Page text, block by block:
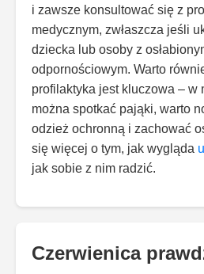
i zawsze konsultować się z
medycznym, zwłaszcza jeśli
dziecka lub osoby z
odpornościowym. Warto
profilaktyka jest kluczowa – w
można spotkać pająki, warto
odzież ochronną i zachować
się więcej o tym, jak wygląda
jak sobie z nim radzić.
Czerwienica